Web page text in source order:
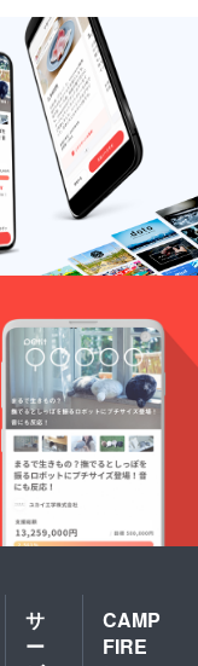
いま
す。
ニック
ネーム
でも構
いませ
んが１
０文字
以内と
させて
いただ
きま
す。 ４.
Voice」
へのご
参加
10
月にオ
ンライ
ンで
「ヒヤ
シン
編集を
ます。
メール
でアン
10
月にオ
ンライ
ンで
「ヒヤ
シン
ス」第
一段階
編集を
ご覧い
ただき
ます。
メール
ケート
を送り
ますの
でお答
えくだ
さい。
その結
果を踏
まえて
集に入
りま
す。
なさま
の貴重
なご意
見をお
待ちし
ていま
す！ ３.
ご支援
のお礼
に「記
念オリ
ジナル
缶バッ
ジ」×３
をご提
供！！
！ ３
種類の
ジをお
届けし
ます！
（将
来、希
少価値
が上が
るかも
です）
月まで
に郵送
いたし
送り先
をお知
サ
ー
CAMP
FIRE